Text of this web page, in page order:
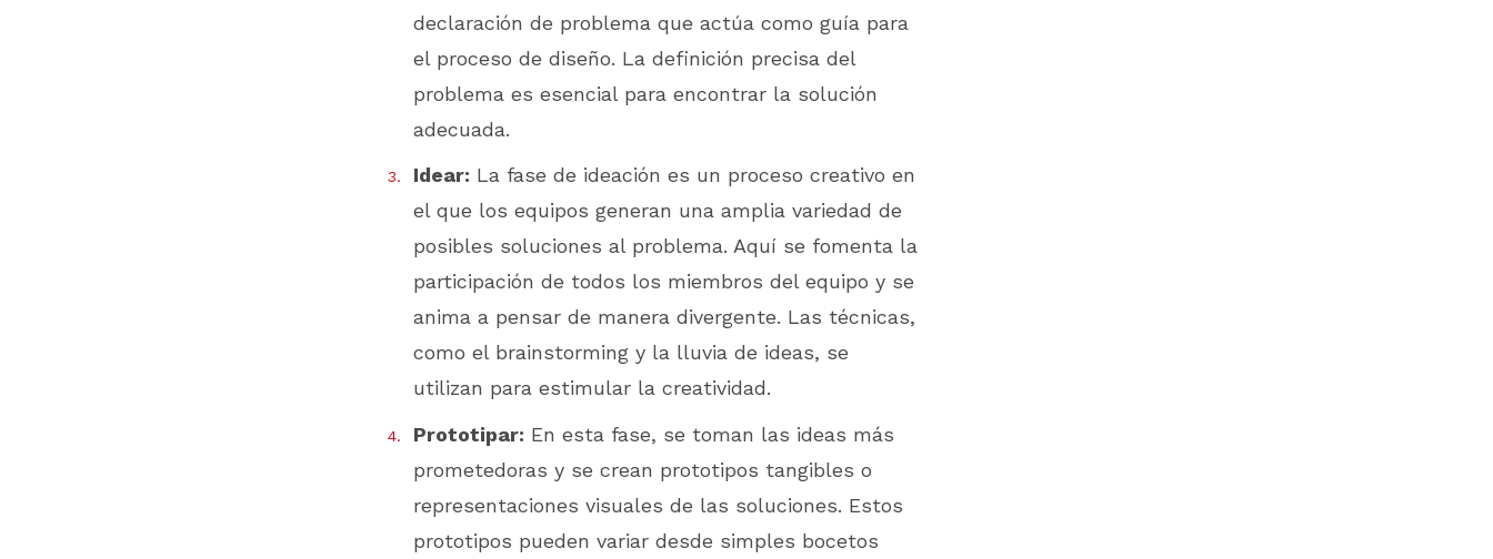
declaración de problema que actúa como guía para
el proceso de diseño. La definición precisa del
problema es esencial para encontrar la solución
adecuada.
Idear: La fase de ideación es un proceso creativo en
el que los equipos generan una amplia variedad de
posibles soluciones al problema. Aquí se fomenta la
participación de todos los miembros del equipo y se
anima a pensar de manera divergente. Las técnicas,
como el brainstorming y la lluvia de ideas, se
utilizan para estimular la creatividad.
Prototipar: En esta fase, se toman las ideas más
prometedoras y se crean prototipos tangibles o
representaciones visuales de las soluciones. Estos
prototipos pueden variar desde simples bocetos